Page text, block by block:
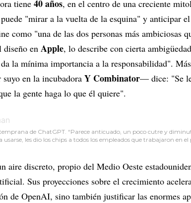
tiene 40 años, en el centro de una creciente
"mirar a la vuelta de la esquina" y anticipar
como "una de las dos personas más ambiciosas
diseño en Apple, lo describe con cierta
la mínima importancia a la responsabilidad".
en la incubadora Y Combinator— dice: "Se
la gente haga lo que él quiere".
de ChatGPT. “Parece anticuado, un poco cutre y
les dio los chips a todos los empleados que trabajaron en el
aire discreto, propio del Medio Oeste
Sus proyecciones sobre el crecimiento
de OpenAI, sino también justificar las enormes